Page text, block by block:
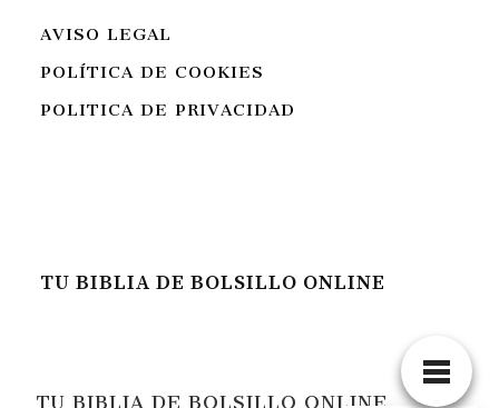
AVISO LEGAL
POLÍTICA DE COOKIES
POLITICA DE PRIVACIDAD
TU BIBLIA DE BOLSILLO ONLINE
TU BIBLIA DE BOLSILLO ONLINE